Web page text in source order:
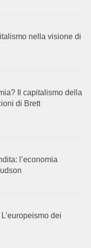
nella visione di
Il capitalismo della
di Brett
l’economia
dei